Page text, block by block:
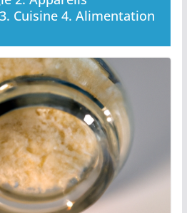
Cuisine 4. Alimentation